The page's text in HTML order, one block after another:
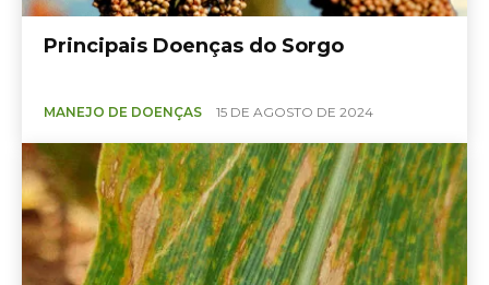
Principais Doenças do Sorgo
MANEJO DE DOENÇAS 15 DE AGOSTO DE 2024